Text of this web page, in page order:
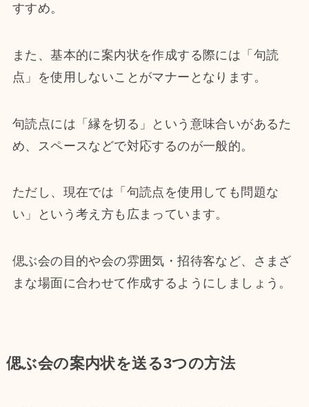
すすめ。
また、基本的に案内状を作成する際には「句読
点」を使用しないことがマナーとなります。
句読点には「縁を切る」という意味合いがあるた
め、スペースなどで対応するのが一般的。
ただし、現在では「句読点を使用しても問題な
い」という考え方も広まっています。
偲ぶ会の目的や会の雰囲気・招待客など、さまざ
まな場面に合わせて作成するようにしましょう。
偲ぶ会の案内状を送る3つの方法